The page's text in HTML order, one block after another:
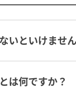
いといけませ
は何ですか？